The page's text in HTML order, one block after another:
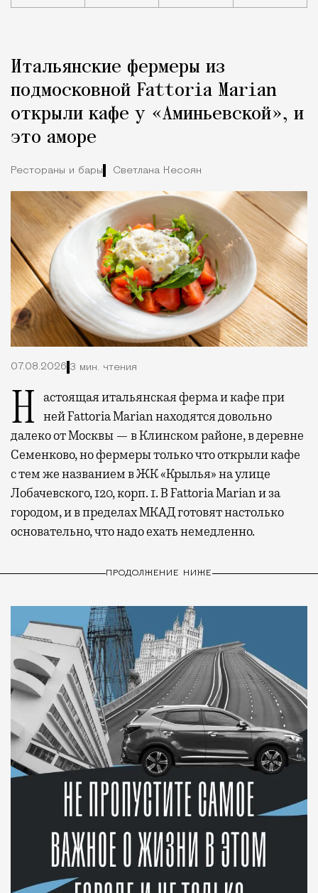
Город
Итальянские фермеры из
подмосковной Fattoria Marian
открыли кафе у «Аминьевской», и
это аморе
Рестораны и бары Светлана Кесоян
07.08.2026 3 мин. чтения
Настоящая итальянская ферма и кафе при ней Fattoria Marian находятся довольно
далеко от Москвы — в Клинском районе, в деревне
Семенково, но фермеры только что открыли кафе
с тем же названием в ЖК «Крылья» на улице
Лобачевского, 120, корп. 1. В Fattoria Marian и за
городом, и в пределах МКАД готовят настолько
основательно, что надо ехать немедленно.
ПРОДОЛЖЕНИЕ НИЖЕ